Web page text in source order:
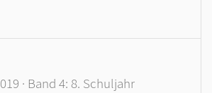
· Band 4: 8. Schuljahr